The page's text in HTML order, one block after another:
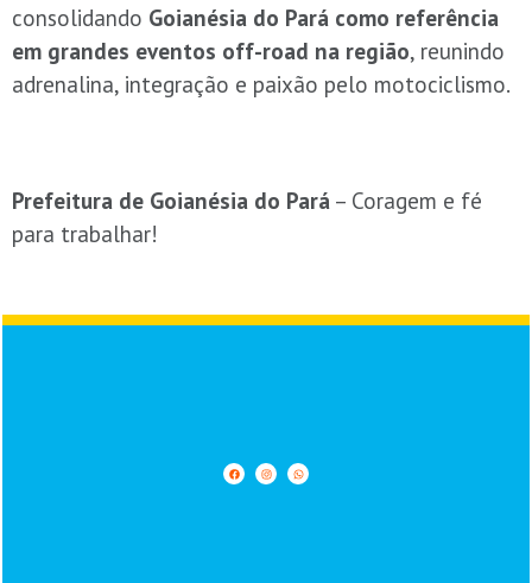
consolidando Goianésia do Pará como referência
em grandes eventos off-road na região, reunindo
adrenalina, integração e paixão pelo motociclismo.
Prefeitura de Goianésia do Pará – Coragem e fé
para trabalhar!